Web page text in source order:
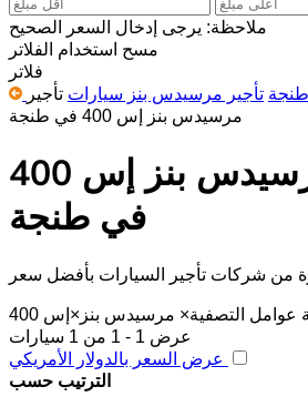
ملاحظة: يرجى إدخال السعر الصحيح
مسح استخدام الفلاتر
فلاتر
طنجة تأجير مرسيدس بنز سيارات تأجير
مرسيدس بنز إس 400 في طنجة
تأجير مرسيدس بنز إس 400
في طنجة
من شركات تأجير السيارات بأفضل سعر
عوامل التصفية× مرسيدس بنز ×إس 400
عرض 1 - 1 من 1 سيارات
الترتيب حسب